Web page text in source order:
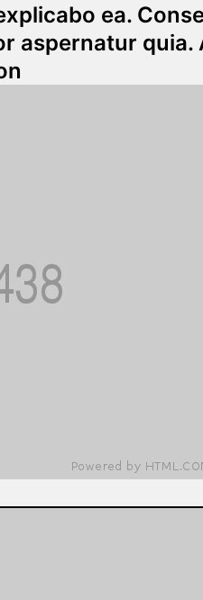
ea.
aspernatur quia.